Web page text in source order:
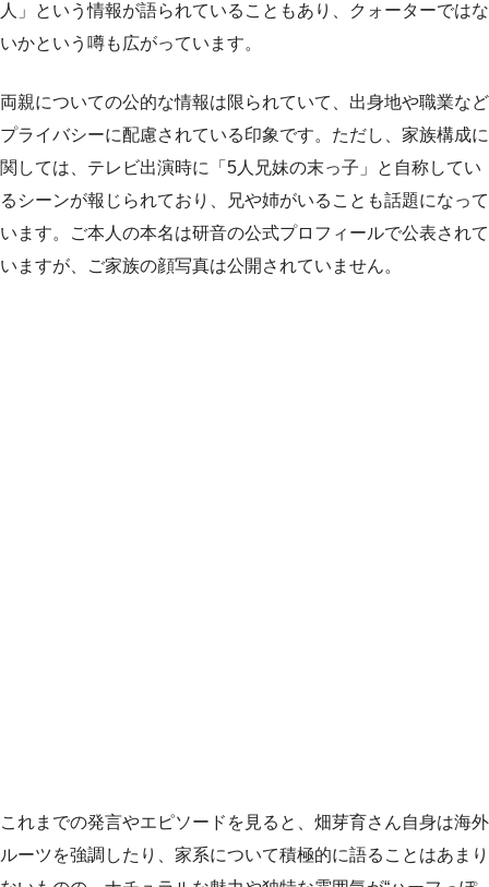
人」という情報が語られていることもあり、クォーターではな
いかという噂も広がっています。
両親についての公的な情報は限られていて、出身地や職業など
プライバシーに配慮されている印象です。ただし、家族構成に
関しては、テレビ出演時に「5人兄妹の末っ子」と自称してい
るシーンが報じられており、兄や姉がいることも話題になって
います。ご本人の本名は研音の公式プロフィールで公表されて
いますが、ご家族の顔写真は公開されていません。
これまでの発言やエピソードを見ると、畑芽育さん自身は海外
ルーツを強調したり、家系について積極的に語ることはあまり